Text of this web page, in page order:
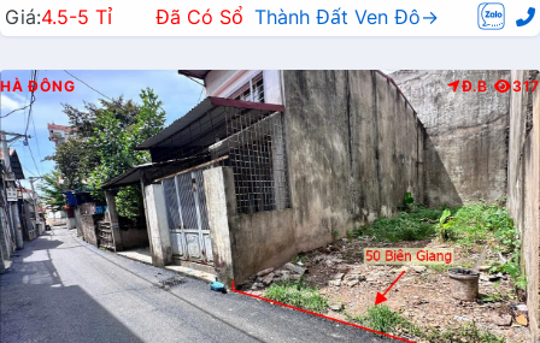
Giá:4.5-5 Tỉ Đã Có Sổ Thành Đất Ven Đô→
HÀ ĐÔNG Đ.B 317